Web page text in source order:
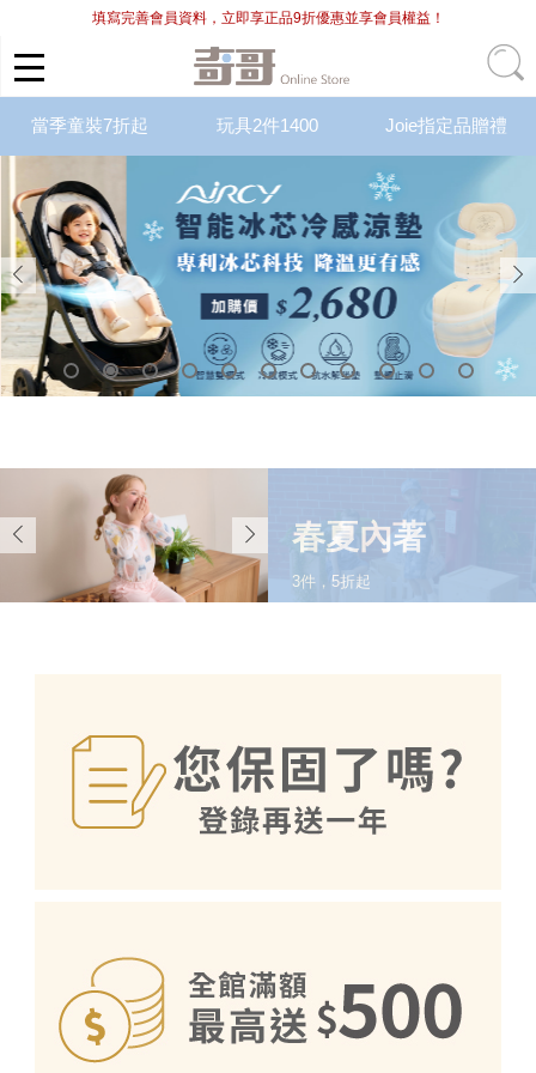
填寫完善會員資料，立即享正品9折優惠並享會員權益！
當季童裝7折起 玩具2件1400 Joie指定品贈禮
春夏內著
3件，5折起